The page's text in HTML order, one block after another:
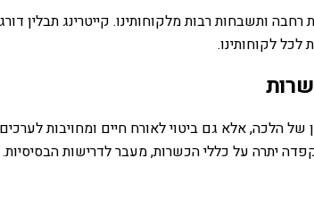
ותשבחות רבות מלקוחותינו. קייטרינג תבלין
לכל לקוחותינו.
של הלכה, אלא גם ביטוי לאורח חיים ומחויבות
יתרה על כללי הכשרות, מעבר לדרישות